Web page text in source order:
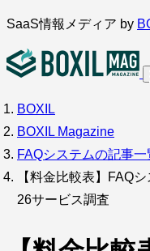
内
を
キ
ッ
プ
SaaS情報メディア by
インタビュー
サービス比較 キ
SaaS情報メディア by
BOXIL
BOXIL Magazine
FAQシステムの記事一
【料金比較表】FAQ
26サービス調査